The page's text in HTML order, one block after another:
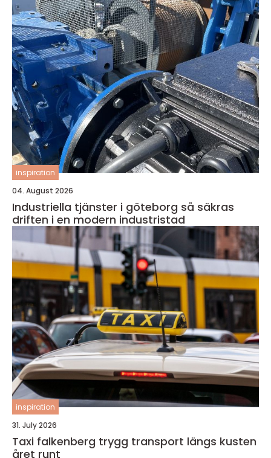
inspiration
04. August 2026
Industriella tjänster i göteborg så säkras
driften i en modern industristad
inspiration
31. July 2026
Taxi falkenberg trygg transport längs kusten
året runt